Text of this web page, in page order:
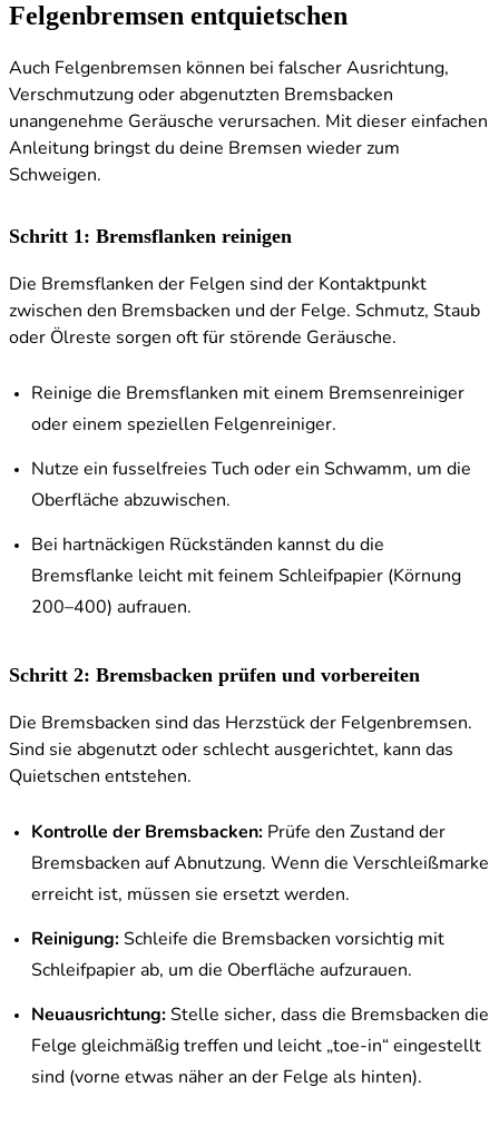
Felgenbremsen entquietschen
Auch Felgenbremsen können bei falscher Ausrichtung,
Verschmutzung oder abgenutzten Bremsbacken
unangenehme Geräusche verursachen. Mit dieser einfachen
Anleitung bringst du deine Bremsen wieder zum
Schweigen.
Schritt 1: Bremsflanken reinigen
Die Bremsflanken der Felgen sind der Kontaktpunkt
zwischen den Bremsbacken und der Felge. Schmutz, Staub
oder Ölreste sorgen oft für störende Geräusche.
Reinige die Bremsflanken mit einem Bremsenreiniger
oder einem speziellen Felgenreiniger.
Nutze ein fusselfreies Tuch oder ein Schwamm, um die
Oberfläche abzuwischen.
Bei hartnäckigen Rückständen kannst du die
Bremsflanke leicht mit feinem Schleifpapier (Körnung
200–400) aufrauen.
Schritt 2: Bremsbacken prüfen und vorbereiten
Die Bremsbacken sind das Herzstück der Felgenbremsen.
Sind sie abgenutzt oder schlecht ausgerichtet, kann das
Quietschen entstehen.
Kontrolle der Bremsbacken: Prüfe den Zustand der
Bremsbacken auf Abnutzung. Wenn die Verschleißmarke
erreicht ist, müssen sie ersetzt werden.
Reinigung: Schleife die Bremsbacken vorsichtig mit
Schleifpapier ab, um die Oberfläche aufzurauen.
Neuausrichtung: Stelle sicher, dass die Bremsbacken die
Felge gleichmäßig treffen und leicht „toe-in“ eingestellt
sind (vorne etwas näher an der Felge als hinten).